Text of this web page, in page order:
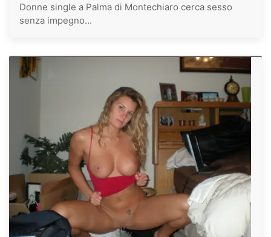
Donne single a Palma di Montechiaro cerca sesso
senza impegno...